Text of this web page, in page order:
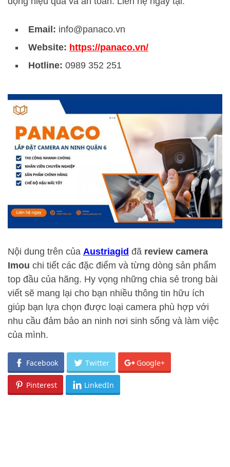
Email: info@panaco.vn
Website: https://panaco.vn/
Hotline: 0989 352 251
Nội dung trên của Austriagid đã review camera
Imou chi tiết các đặc điểm và từng dòng sản phẩm
top đầu của hãng. Hy vọng những chia sẻ trong bài
viết sẽ mang lại cho bạn nhiều thông tin hữu ích
giúp bạn lựa chọn được loại camera phù hợp với
nhu cầu đảm bảo an ninh nơi sinh sống và làm việc
của mình.
Facebook Twitter Google+
Pinterest LinkedIn